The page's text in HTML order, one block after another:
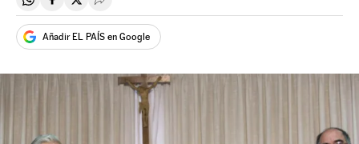
Compartir en Whatsapp
Compartir en Facebook
Compartir en Twitter
Desplegar Redes Sociales
Añadir EL PAÍS en Google